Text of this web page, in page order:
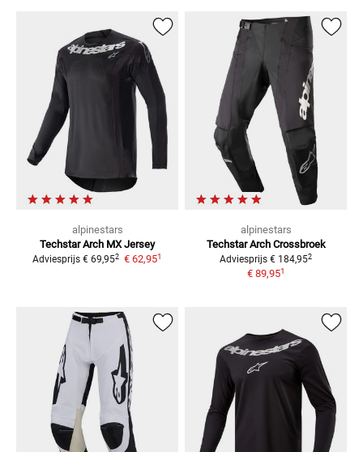
alpinestars
Techstar Arch MX Jersey
Adviesprijs € 69,952 € 62,951
alpinestars
Techstar Arch Crossbroek
Adviesprijs € 184,952
€ 89,951